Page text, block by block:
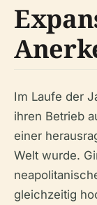
Im Laufe der
ihren Betrieb
einer
Welt wurde.
gleichzeitig